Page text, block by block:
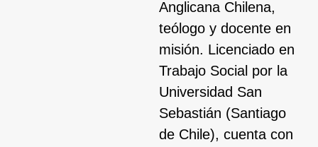
Anglicana Chilena,
teólogo y docente en
misión. Licenciado en
Trabajo Social por la
Universidad San
Sebastián (Santiago
de Chile), cuenta con